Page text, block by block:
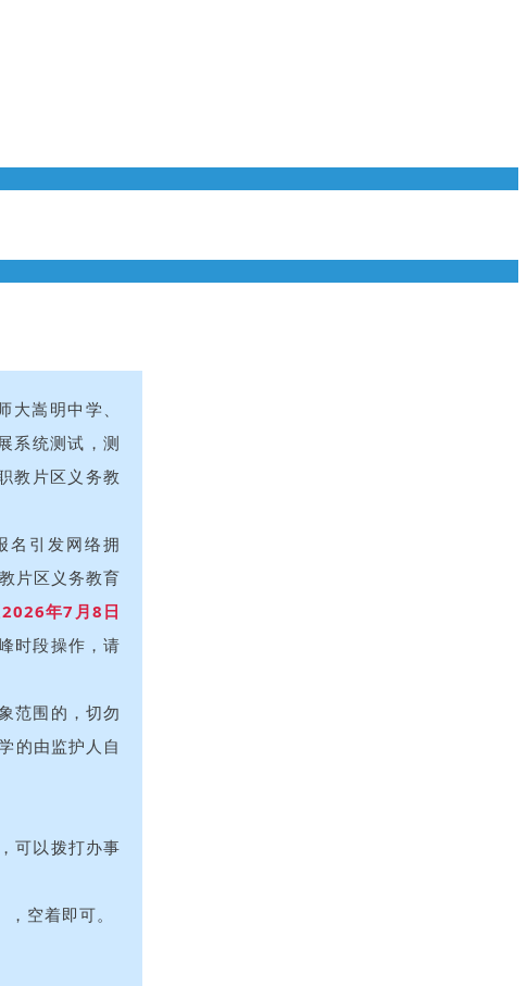
嵩明中学、
系统测试，测
教片区义务教
名引发网络拥
片区义务教育
年7月8日
时段操作，请
范围的，切勿
的由监护人自
可以拨打办事
空着即可。